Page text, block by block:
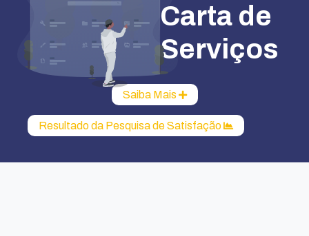
Carta de
Serviços
Saiba Mais
Resultado da Pesquisa de Satisfação